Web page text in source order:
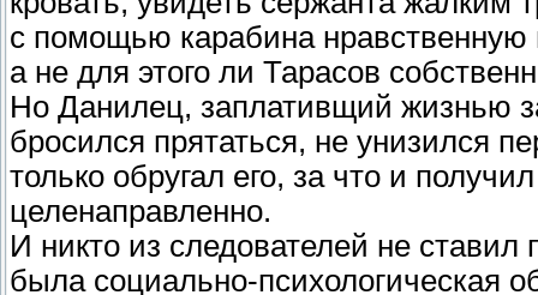
с помощью карабина
а не для этого ли Тарасов
Но Данилец, заплативщий жизнью
бросился прятаться, не унизился
только обругал его, за что и
целенаправленно.
И никто из следователей не ставил
была социально-психологическая